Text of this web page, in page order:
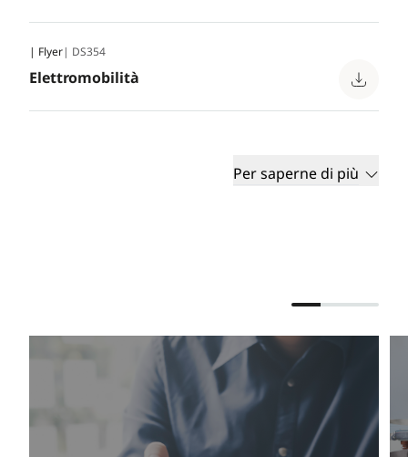
| Flyer| DS354
Elettromobilità
Per saperne di più